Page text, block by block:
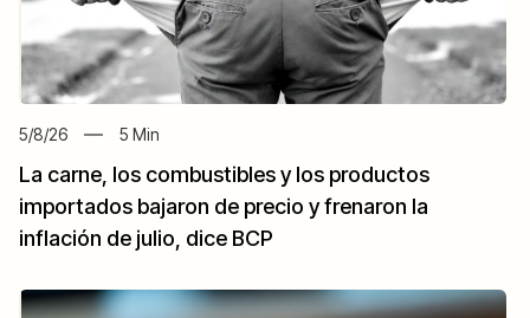
5/8/26 5 Min
La carne, los combustibles y los productos
importados bajaron de precio y frenaron la
inflación de julio, dice BCP